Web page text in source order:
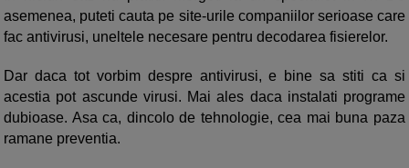
asemenea, puteti cauta pe site-urile companiilor serioase care
fac antivirusi, uneltele necesare pentru decodarea fisierelor.
Dar daca tot vorbim despre antivirusi, e bine sa stiti ca si
acestia pot ascunde virusi. Mai ales daca instalati programe
dubioase. Asa ca, dincolo de tehnologie, cea mai buna paza
ramane preventia.